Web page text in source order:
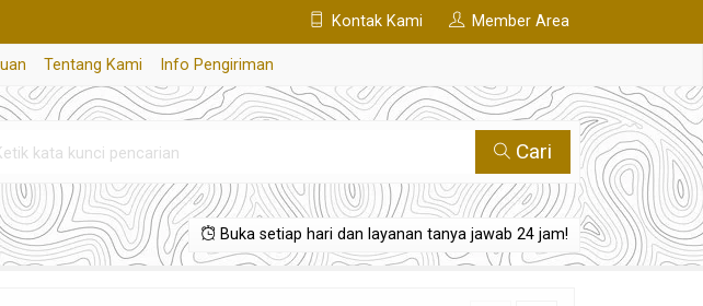
Kontak Kami Member Area
Tentang Kami Info Pengiriman
Cari
Buka setiap hari dan layanan tanya jawab 24 jam!